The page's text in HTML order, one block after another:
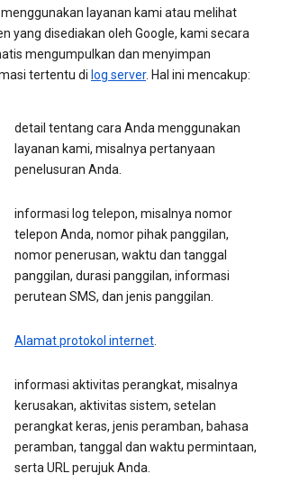
layanan kami atau melihat
yang disediakan oleh Google, kami secara
mengumpulkan dan menyimpan
tertentu di log server. Hal ini mencakup:
detail tentang cara Anda menggunakan
layanan kami, misalnya pertanyaan
penelusuran Anda.
informasi log telepon, misalnya nomor
telepon Anda, nomor pihak panggilan,
nomor penerusan, waktu dan tanggal
panggilan, durasi panggilan, informasi
perutean SMS, dan jenis panggilan.
Alamat protokol internet.
informasi aktivitas perangkat, misalnya
kerusakan, aktivitas sistem, setelan
perangkat keras, jenis peramban, bahasa
peramban, tanggal dan waktu permintaan,
serta URL perujuk Anda.